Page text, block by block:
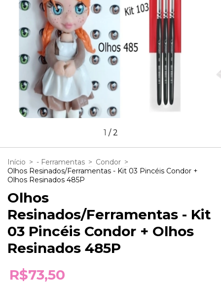
1 /2
Início > - Ferramentas > Condor >
Olhos Resinados/Ferramentas - Kit 03 Pincéis Condor +
Olhos Resinados 485P
Olhos
Resinados/Ferramentas - Kit
03 Pincéis Condor + Olhos
Resinados 485P
R$73,50